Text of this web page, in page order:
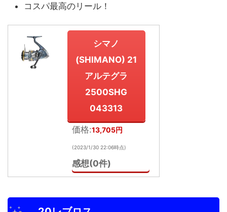
コスパ最高のリール！
シマノ
(SHIMANO) 21
アルテグラ
2500SHG
043313
価格:13,705円
(2023/1/30 22:06時点)
感想(0件)